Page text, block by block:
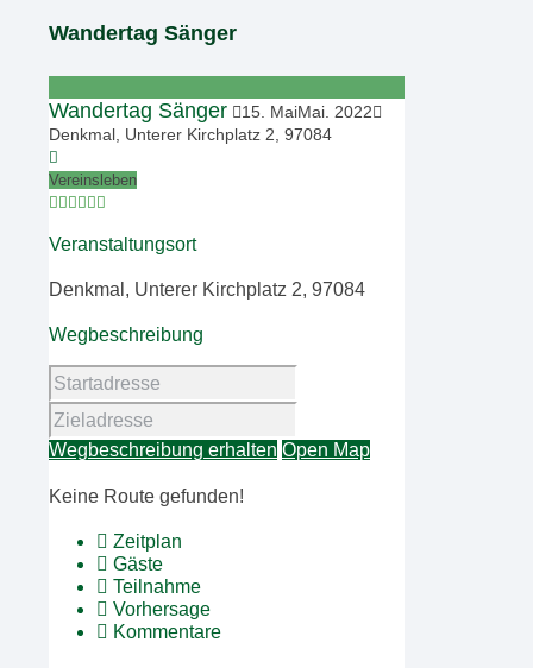
Wandertag Sänger
Wandertag Sänger 15 MaiMai 2022
Denkmal, Unterer Kirchplatz 2, 97084
Vereinsleben
Veranstaltungsort
Denkmal, Unterer Kirchplatz 2, 97084
Wegbeschreibung
Wegbeschreibung erhalten Open Map
Keine Route gefunden!
Zeitplan
Gäste
Teilnahme
Vorhersage
Kommentare